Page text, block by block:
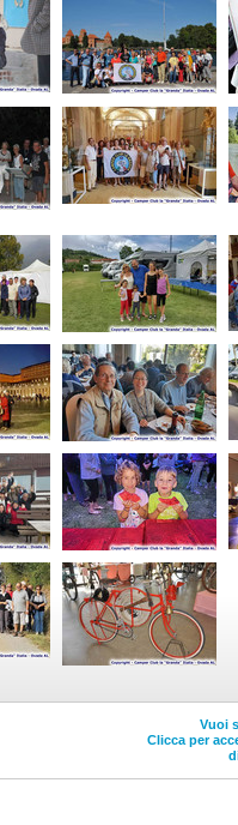
Vuoi
Clicca per